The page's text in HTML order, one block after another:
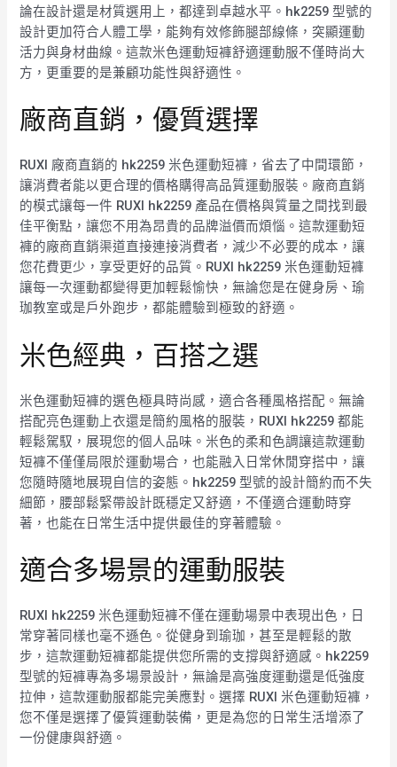
論在設計還是材質選用上，都達到卓越水平。hk2259 型號的
設計更加符合人體工學，能夠有效修飾腿部線條，突顯運動
活力與身材曲線。這款米色運動短褲舒適運動服不僅時尚大
方，更重要的是兼顧功能性與舒適性。
廠商直銷，優質選擇
RUXI 廠商直銷的 hk2259 米色運動短褲，省去了中間環節，
讓消費者能以更合理的價格購得高品質運動服裝。廠商直銷
的模式讓每一件 RUXI hk2259 產品在價格與質量之間找到最
佳平衡點，讓您不用為昂貴的品牌溢價而煩惱。這款運動短
褲的廠商直銷渠道直接連接消費者，減少不必要的成本，讓
您花費更少，享受更好的品質。RUXI hk2259 米色運動短褲
讓每一次運動都變得更加輕鬆愉快，無論您是在健身房、瑜
珈教室或是戶外跑步，都能體驗到極致的舒適。
米色經典，百搭之選
米色運動短褲的選色極具時尚感，適合各種風格搭配。無論
搭配亮色運動上衣還是簡約風格的服裝，RUXI hk2259 都能
輕鬆駕馭，展現您的個人品味。米色的柔和色調讓這款運動
短褲不僅僅局限於運動場合，也能融入日常休閒穿搭中，讓
您隨時隨地展現自信的姿態。hk2259 型號的設計簡約而不失
細節，腰部鬆緊帶設計既穩定又舒適，不僅適合運動時穿
著，也能在日常生活中提供最佳的穿著體驗。
適合多場景的運動服裝
RUXI hk2259 米色運動短褲不僅在運動場景中表現出色，日
常穿著同樣也毫不遜色。從健身到瑜珈，甚至是輕鬆的散
步，這款運動短褲都能提供您所需的支撐與舒適感。hk2259
型號的短褲專為多場景設計，無論是高強度運動還是低強度
拉伸，這款運動服都能完美應對。選擇 RUXI 米色運動短褲，
您不僅是選擇了優質運動裝備，更是為您的日常生活增添了
一份健康與舒適。